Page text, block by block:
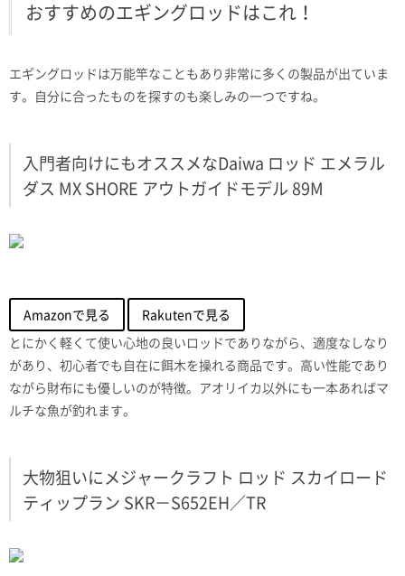
おすすめのエギングロッドはこれ！
エギングロッドは万能竿なこともあり非常に多くの製品が出ていま
す。自分に合ったものを探すのも楽しみの一つですね。
入門者向けにもオススメなDaiwa ロッド エメラル
ダス MX SHORE アウトガイドモデル 89M
Amazonで見る
Rakutenで見る
とにかく軽くて使い心地の良いロッドでありながら、適度なしなり
があり、初心者でも自在に餌木を操れる商品です。高い性能であり
ながら財布にも優しいのが特徴。アオリイカ以外にも一本あればマ
ルチな魚が釣れます。
大物狙いにメジャークラフト ロッド スカイロード
ティップラン SKR－S652EH／TR